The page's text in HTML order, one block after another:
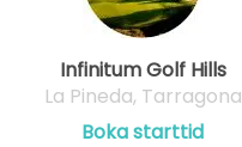
Infinitum Golf Hills
La Pineda, Tarragona
Boka starttid